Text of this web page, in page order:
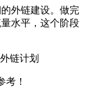
外链建设。做完
水平，这个阶段
链计划
考！